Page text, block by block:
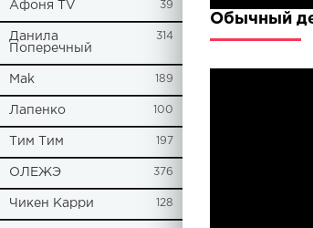
Афоня TV 39
Данила
Поперечный
314
Mak 189
Лапенко 100
Tим Тим 197
ОЛЕЖЭ 376
Чикен Карри 128
Обычный